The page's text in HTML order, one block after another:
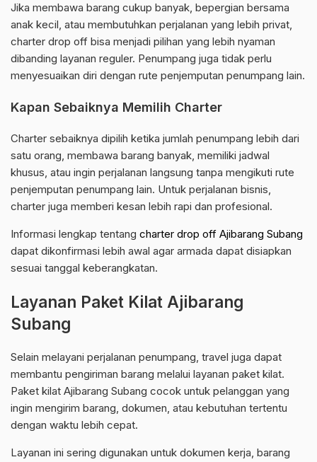
Jika membawa barang cukup banyak, bepergian bersama
anak kecil, atau membutuhkan perjalanan yang lebih privat,
charter drop off bisa menjadi pilihan yang lebih nyaman
dibanding layanan reguler. Penumpang juga tidak perlu
menyesuaikan diri dengan rute penjemputan penumpang lain.
Kapan Sebaiknya Memilih Charter
Charter sebaiknya dipilih ketika jumlah penumpang lebih dari
satu orang, membawa barang banyak, memiliki jadwal
khusus, atau ingin perjalanan langsung tanpa mengikuti rute
penjemputan penumpang lain. Untuk perjalanan bisnis,
charter juga memberi kesan lebih rapi dan profesional.
Informasi lengkap tentang charter drop off Ajibarang Subang
dapat dikonfirmasi lebih awal agar armada dapat disiapkan
sesuai tanggal keberangkatan.
Layanan Paket Kilat Ajibarang
Subang
Selain melayani perjalanan penumpang, travel juga dapat
membantu pengiriman barang melalui layanan paket kilat.
Paket kilat Ajibarang Subang cocok untuk pelanggan yang
ingin mengirim barang, dokumen, atau kebutuhan tertentu
dengan waktu lebih cepat.
Layanan ini sering digunakan untuk dokumen kerja, barang